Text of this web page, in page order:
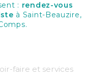
: rendez-vous
à Saint-Beauzire,
faire et services